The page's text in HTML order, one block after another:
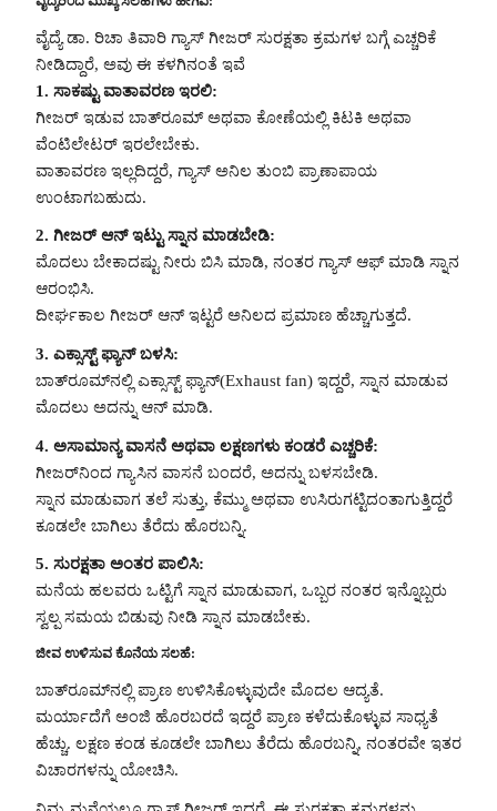
ವೈದ್ಯೆ ಡಾ. ರಿಚಾ ತಿವಾರಿ ಗ್ಯಾಸ್‌ ಗೀಜರ್‌ ಸುರಕ್ಷತಾ ಕ್ರಮಗಳ ಬಗ್ಗೆ ಎಚ್ಚರಿಕೆ
ನೀಡಿದ್ದಾರೆ, ಅವು ಈ ಕಳಗಿನಂತೆ ಇವೆ
1. ಸಾಕಷ್ಟು ವಾತಾವರಣ ಇರಲಿ:
ಗೀಜರ್ ಇಡುವ ಬಾತ್‌ರೂಮ್ ಅಥವಾ ಕೋಣೆಯಲ್ಲಿ ಕಿಟಕಿ ಅಥವಾ
ವೆಂಟಿಲೇಟರ್ ಇರಲೇಬೇಕು.
ವಾತಾವರಣ ಇಲ್ಲದಿದ್ದರೆ, ಗ್ಯಾಸ್‌ ಅನಿಲ ತುಂಬಿ ಪ್ರಾಣಾಪಾಯ
ಉಂಟಾಗಬಹುದು.
2. ಗೀಜರ್ ಆನ್ ಇಟ್ಟು ಸ್ನಾನ ಮಾಡಬೇಡಿ:
ಮೊದಲು ಬೇಕಾದಷ್ಟು ನೀರು ಬಿಸಿ ಮಾಡಿ, ನಂತರ ಗ್ಯಾಸ್‌ ಆಫ್ ಮಾಡಿ ಸ್ನಾನ
ಆರಂಭಿಸಿ.
ದೀರ್ಘಕಾಲ ಗೀಜರ್ ಆನ್ ಇಟ್ಟರೆ ಅನಿಲದ ಪ್ರಮಾಣ ಹೆಚ್ಚಾಗುತ್ತದೆ.
3. ಎಕ್ಸಾಸ್ಟ್‌ ಫ್ಯಾನ್ ಬಳಸಿ:
ಬಾತ್‌ರೂಮ್‌ನಲ್ಲಿ ಎಕ್ಸಾಸ್ಟ್‌ ಫ್ಯಾನ್(Exhaust fan) ಇದ್ದರೆ, ಸ್ನಾನ ಮಾಡುವ
ಮೊದಲು ಅದನ್ನು ಆನ್ ಮಾಡಿ.
4. ಅಸಾಮಾನ್ಯ ವಾಸನೆ ಅಥವಾ ಲಕ್ಷಣಗಳು ಕಂಡರೆ ಎಚ್ಚರಿಕೆ:
ಗೀಜರ್‌ನಿಂದ ಗ್ಯಾಸಿನ ವಾಸನೆ ಬಂದರೆ, ಅದನ್ನು ಬಳಸಬೇಡಿ.
ಸ್ನಾನ ಮಾಡುವಾಗ ತಲೆ ಸುತ್ತು, ಕೆಮ್ಮು ಅಥವಾ ಉಸಿರುಗಟ್ಟಿದಂತಾಗುತ್ತಿದ್ದರೆ
ಕೂಡಲೇ ಬಾಗಿಲು ತೆರೆದು ಹೊರಬನ್ನಿ.
5. ಸುರಕ್ಷತಾ ಅಂತರ ಪಾಲಿಸಿ:
ಮನೆಯ ಹಲವರು ಒಟ್ಟಿಗೆ ಸ್ನಾನ ಮಾಡುವಾಗ, ಒಬ್ಬರ ನಂತರ ಇನ್ನೊಬ್ಬರು
ಸ್ವಲ್ಪ ಸಮಯ ಬಿಡುವು ನೀಡಿ ಸ್ನಾನ ಮಾಡಬೇಕು.
ಜೀವ ಉಳಿಸುವ ಕೊನೆಯ ಸಲಹೆ:
ಬಾತ್‌ರೂಮ್‌ನಲ್ಲಿ ಪ್ರಾಣ ಉಳಿಸಿಕೊಳ್ಳುವುದೇ ಮೊದಲ ಆದ್ಯತೆ.
ಮರ್ಯಾದೆಗೆ ಅಂಜಿ ಹೊರಬರದೆ ಇದ್ದರೆ ಪ್ರಾಣ ಕಳೆದುಕೊಳ್ಳುವ ಸಾಧ್ಯತೆ
ಹೆಚ್ಚು. ಲಕ್ಷಣ ಕಂಡ ಕೂಡಲೇ ಬಾಗಿಲು ತೆರೆದು ಹೊರಬನ್ನಿ, ನಂತರವೇ ಇತರ
ವಿಚಾರಗಳನ್ನು ಯೋಚಿಸಿ.